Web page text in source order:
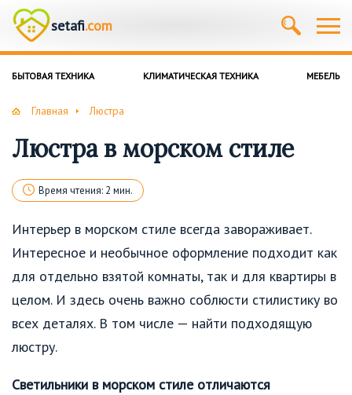
setafi.com
БЫТОВАЯ ТЕХНИКА КЛИМАТИЧЕСКАЯ ТЕХНИКА МЕБЕЛЬ
Главная Люстра
Люстра в морском стиле
Время чтения: 2 мин.
Интерьер в морском стиле всегда завораживает.
Интересное и необычное оформление подходит как
для отдельно взятой комнаты, так и для квартиры в
целом. И здесь очень важно соблюсти стилистику во
всех деталях. В том числе — найти подходящую
люстру.
Светильники в морском стиле отличаются